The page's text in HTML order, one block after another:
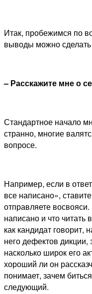
Итак, пробежимся по
выводы можно сделать
– Расскажите мне о
Стандартное начало
странно, многие
вопросе.
Например, если в
все написано»,
отправляете
написано и что
как кандидат говорит,
него дефектов
насколько широк его
хороший ли он
понимает, зачем
следующий.